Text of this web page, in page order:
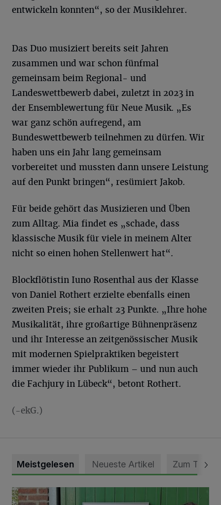
entwickeln konnten“, so der Musiklehrer.
Das Duo musiziert bereits seit Jahren
zusammen und war schon fünfmal
gemeinsam beim Regional- und
Landeswettbewerb dabei, zuletzt in 2023 in
der Ensemblewertung für Neue Musik. „Es
war ganz schön aufregend, am
Bundeswettbewerb teilnehmen zu dürfen. Wir
haben uns ein Jahr lang gemeinsam
vorbereitet und mussten dann unsere Leistung
auf den Punkt bringen“, resümiert Jakob.
Für beide gehört das Musizieren und Üben
zum Alltag. Mia findet es „schade, dass
klassische Musik für viele in meinem Alter
nicht so einen hohen Stellenwert hat“.
Blockflötistin Iuno Rosenthal aus der Klasse
von Daniel Rothert erzielte ebenfalls einen
zweiten Preis; sie erhalt 23 Punkte. „Ihre hohe
Musikalität, ihre großartige Bühnenpräsenz
und ihr Interesse an zeitgenössischer Musik
mit modernen Spielpraktiken begeistert
immer wieder ihr Publikum – und nun auch
die Fachjury in Lübeck“, betont Rothert.
(-ekG.)
Meistgelesen Neueste Artikel Zum Thema
Vorbildlicher Einsatz für den Artenschutz gewürdigt